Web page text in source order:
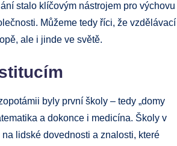
stalo klíčovým nástrojem pro výchovu
Můžeme tedy říci, že vzdělávací
ale i jinde ve světě.
byly první školy – tedy „domy
a dokonce i medicína. Školy v
lidské dovednosti a znalosti, které